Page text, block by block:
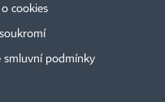
cookies
smluvní podmínky